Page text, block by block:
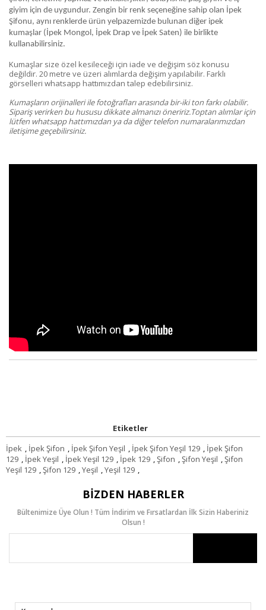
giyim için de uygundur. Zengin bir renk seçeneğine sahip olan İpek
Şifonu, aynı renklerde ürün yelpazemizde bulunan diğer ipek
kumaşlar (İpek Mongol, İpek Drap ve İpek Saten) ile birlikte
kullanabilirsiniz.
Kumaşlar size özel kesileceği için iade ve değişim söz konusu
değildir. 20 metre ve üzeri alımlarda değişim yapılabilir. Farklı
görselleri whatsapp hattımızdan talep edebilirsiniz.
Kumaşların orijinalleri ile fotoğrafları arasında bir-iki ton farkı olabilir.
Sipariş verirken bu hususu dikkate almanızı öneririz.Toptan alımlar için
lütfen whatsapp hattımızdan ya da diğer telefon numaralarımızdan
iletişime geçebilirsiniz.
Etiketler
İpek , İpek Şifon , İpek Şifon Yeşil , İpek Şifon Yeşil 129 , İpek Şifon
129 , İpek Yeşil , İpek Yeşil 129 , İpek 129 ,Şifon ,Şifon Yeşil ,Şifon
Yeşil 129 ,Şifon 129 ,Yeşil ,Yeşil 129 ,
BIZDEN HABERLER
Bültenimize Üye Olun ! Tüm İndirim ve Fırsatlardan İlk Sizin Haberiniz
Olsun !